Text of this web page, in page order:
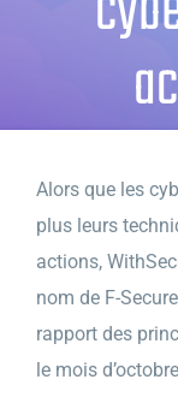
Alors que les
plus leurs
actions,
nom de F-
rapport des
le mois